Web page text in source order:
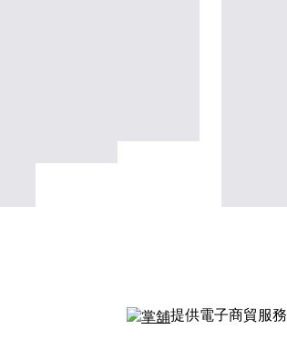
提供電子商貿服務